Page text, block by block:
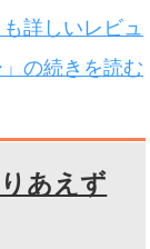
詳しいレビュ
」の続きを読む
あえず